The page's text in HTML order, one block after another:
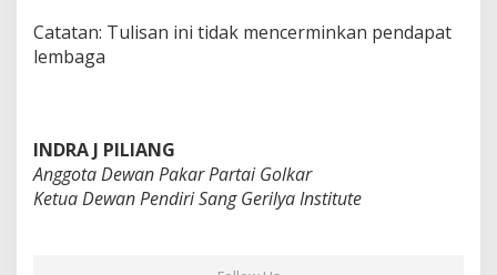
Catatan: Tulisan ini tidak mencerminkan pendapat
lembaga
INDRA J PILIANG
Anggota Dewan Pakar Partai Golkar
Ketua Dewan Pendiri Sang Gerilya Institute